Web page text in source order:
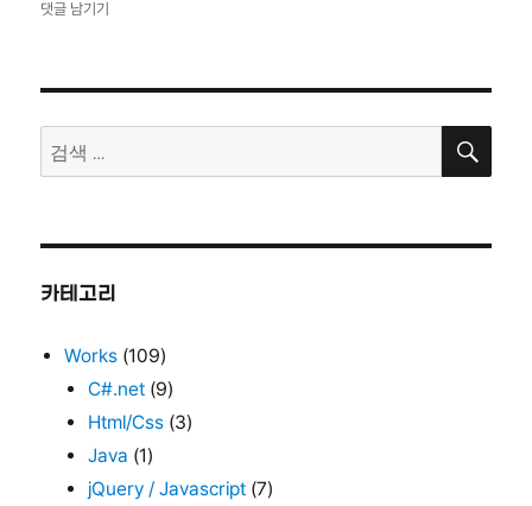
성
댓글 남기기
검
색:
검
카테고리
Works (109)
C#.net (9)
Html/Css (3)
Java (1)
jQuery / Javascript (7)